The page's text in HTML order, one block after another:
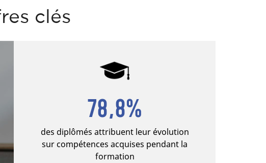
clés
78,8%
des diplômés attribuent leur évolution
sur compétences acquises pendant la
formation